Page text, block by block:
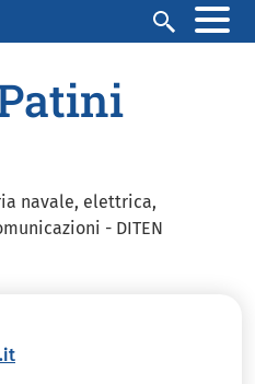
Cerca
navale, elettrica,
- DITEN